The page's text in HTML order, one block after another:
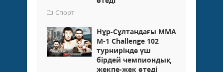
Спорт
Нұр-Сұлтандағы ММА
M-1 Challenge 102
турнирінде үш
бірдей чемпиондық
жекпе-жек өтеді